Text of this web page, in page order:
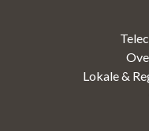
Lokale &